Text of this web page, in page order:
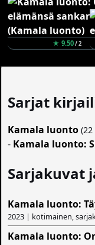
★ 9.50/ 2
Sarjat
Kamala luonto
- Kamala luonto:
Sarjakuvat
Kamala luonto:
2023 | kotimainen,
Kamala luonto: